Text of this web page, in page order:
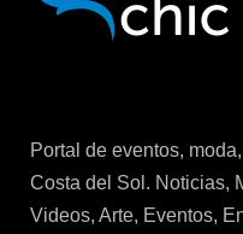
Portal de eventos,
Costa del Sol. Noticias,
Videos, Arte, Eventos,